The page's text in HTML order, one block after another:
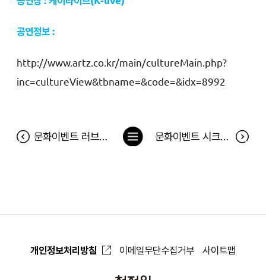
공연정보 :
http://www.artz.co.kr/main/cultureMain.php?
inc=cultureView&tbname=&code=&idx=8992
문화이벤트 러브액츄얼리 (4월15일 공연) 문화이벤트 시크릿 쥬쥬 시즌2-요정의 매직 콘서트 (4월16일 공연)
목
개인정보처리방침 이메일무단수집거부 사이트맵